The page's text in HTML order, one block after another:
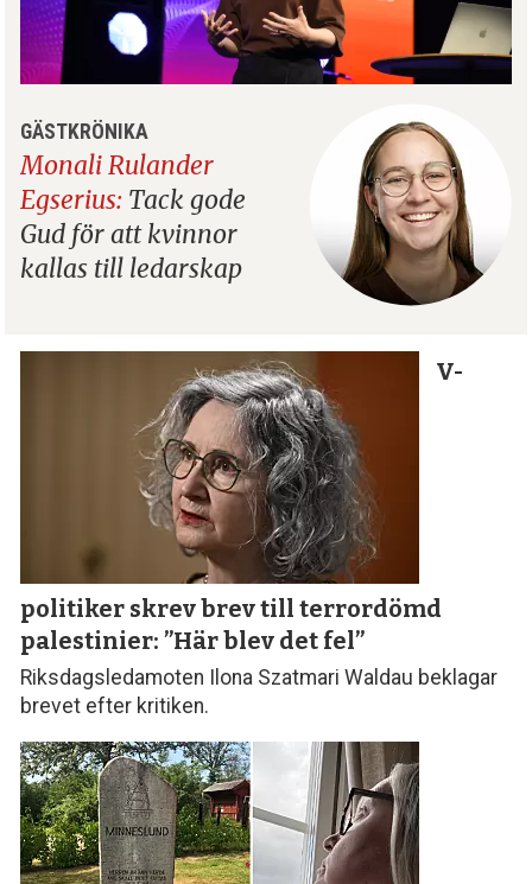
GÄSTKRÖNIKA
Monali Rulander
Egserius: Tack gode
Gud för att kvinnor
kallas till ledarskap
V-
politiker skrev brev till terror­dömd
palestinier: ”Här blev det fel”
Riksdagsledamoten Ilona Szatmari Waldau beklagar
brevet efter kritiken.